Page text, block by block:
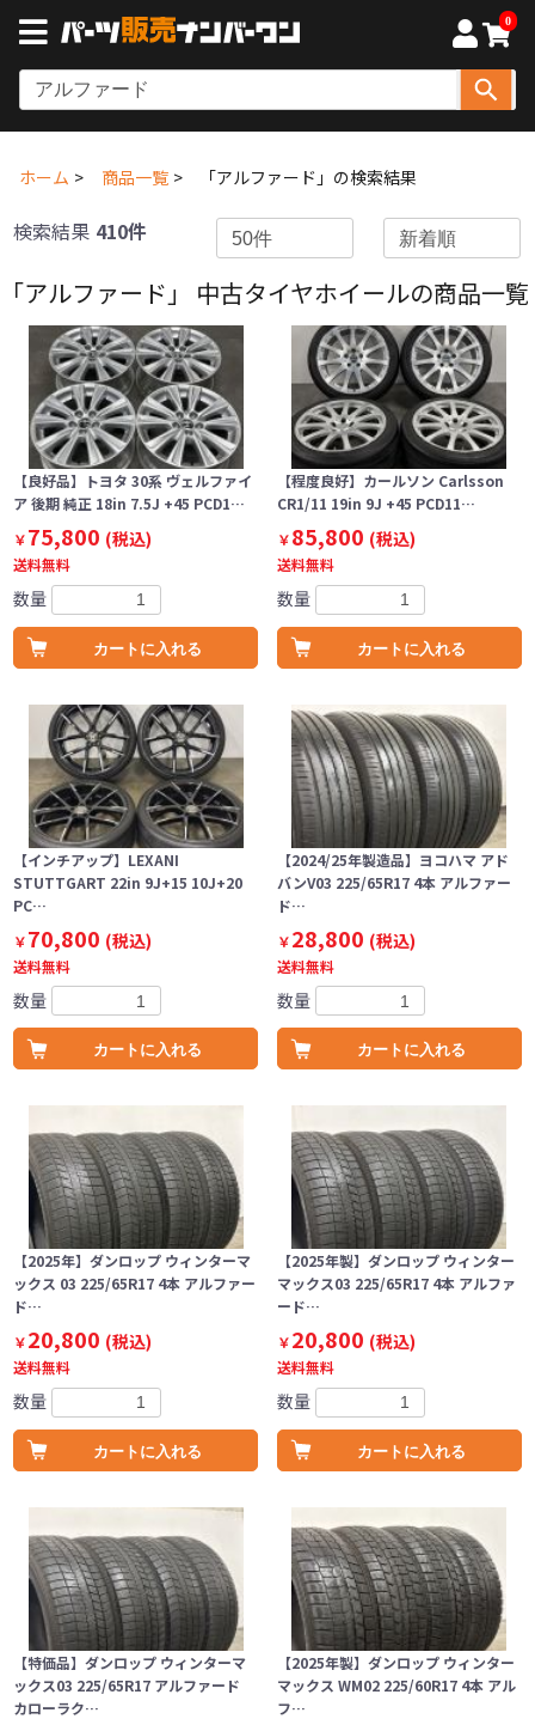
0
ホーム 商品一覧 「アルファード」の検索結果
検索結果 410件
「アルファード」 中古タイヤホイールの商品一覧
【良好品】トヨタ 30系 ヴェルファイ
ア 後期 純正 18in 7.5J +45 PCD1…
￥75,800 (税込)
送料無料
数量
カートに入れる
【程度良好】カールソン Carlsson
CR1/11 19in 9J +45 PCD11…
￥85,800 (税込)
送料無料
数量
カートに入れる
【インチアップ】LEXANI
STUTTGART 22in 9J+15 10J+20
PC…
￥70,800 (税込)
送料無料
数量
カートに入れる
【2024/25年製造品】ヨコハマ アド
バンV03 225/65R17 4本 アルファー
ド…
￥28,800 (税込)
送料無料
数量
カートに入れる
【2025年】ダンロップ ウィンターマ
ックス 03 225/65R17 4本 アルファー
ド…
￥20,800 (税込)
送料無料
数量
カートに入れる
【2025年製】ダンロップ ウィンター
マックス03 225/65R17 4本 アルファ
ード…
￥20,800 (税込)
送料無料
数量
カートに入れる
【特価品】ダンロップ ウィンターマ
ックス03 225/65R17 アルファード
カローラク…
【2025年製】ダンロップ ウィンター
マックス WM02 225/60R17 4本 アル
フ…